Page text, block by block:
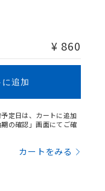
¥ 860
に追加
定日は、カートに追加
の確認」画面にてご確
カートをみる